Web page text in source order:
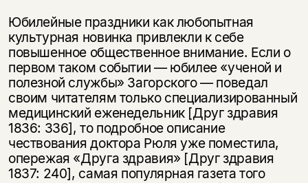
Юбилейные праздники как любопытная
культурная новинка привлекли к себе
повышенное общественное внимание. Если о
первом таком событии — юбилее «ученой и
полезной службы» Загорского — поведал
своим читателям только специализированный
медицинский еженедельник [Друг здравия
1836: 336], то подробное описание
чествования доктора Рюля уже поместила,
опережая «Друга здравия» [Друг здравия
1837: 240], самая популярная газета того